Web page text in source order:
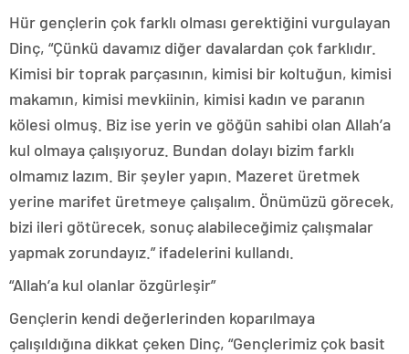
Hür gençlerin çok farklı olması gerektiğini vurgulayan
Dinç, “Çünkü davamız diğer davalardan çok farklıdır.
Kimisi bir toprak parçasının, kimisi bir koltuğun, kimisi
makamın, kimisi mevkiinin, kimisi kadın ve paranın
kölesi olmuş. Biz ise yerin ve göğün sahibi olan Allah’a
kul olmaya çalışıyoruz. Bundan dolayı bizim farklı
olmamız lazım. Bir şeyler yapın. Mazeret üretmek
yerine marifet üretmeye çalışalım. Önümüzü görecek,
bizi ileri götürecek, sonuç alabileceğimiz çalışmalar
yapmak zorundayız.” ifadelerini kullandı.
“Allah’a kul olanlar özgürleşir”
Gençlerin kendi değerlerinden koparılmaya
çalışıldığına dikkat çeken Dinç, “Gençlerimiz çok basit